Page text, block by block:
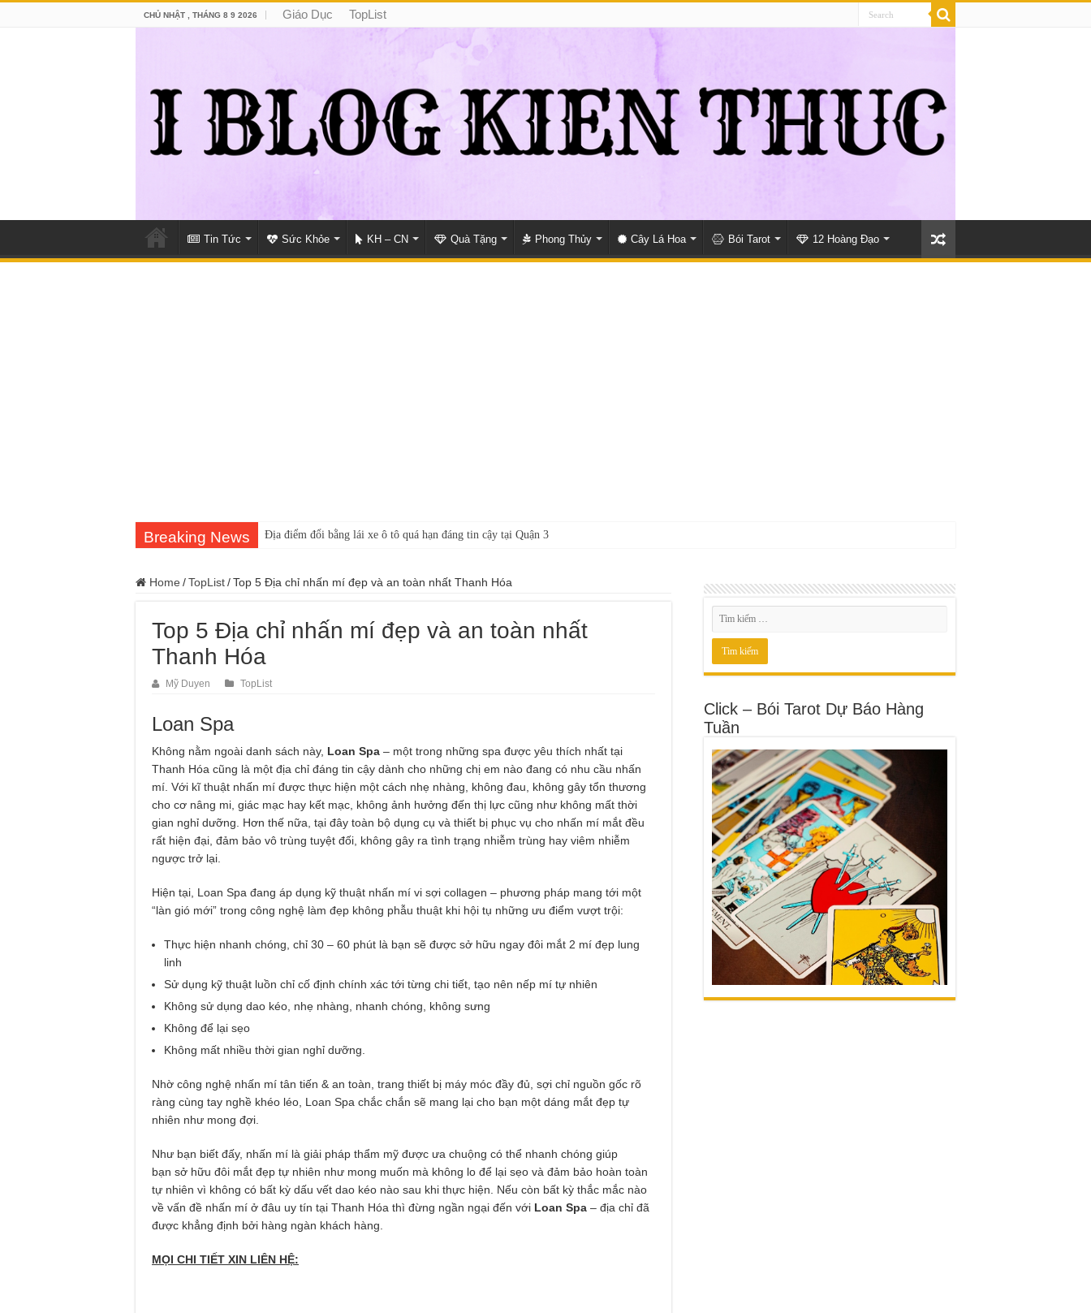
CHỦ NHẬT , THÁNG 8 9 2026 Giáo Dục TopList
Tin Tức Sức Khỏe KH – CN Quà Tặng Phong Thủy Cây Lá Hoa Bói Tarot 12 Hoàng Đạo
Breaking News Địa điểm đổi bằng lái xe ô tô quá hạn đáng tin cậy tại Quận 3
Home /TopList/Top 5 Địa chỉ nhấn mí đẹp và an toàn nhất Thanh Hóa
Top 5 Địa chỉ nhấn mí đẹp và an toàn nhất
Thanh Hóa
Mỹ Duyen TopList
Loan Spa
Không nằm ngoài danh sách này, Loan Spa – một trong những spa được yêu thích nhất tại
Thanh Hóa cũng là một địa chỉ đáng tin cậy dành cho những chị em nào đang có nhu cầu nhấn
mí. Với kĩ thuật nhấn mí được thực hiện một cách nhẹ nhàng, không đau, không gây tổn thương
cho cơ nâng mi, giác mạc hay kết mạc, không ảnh hưởng đến thị lực cũng như không mất thời
gian nghỉ dưỡng. Hơn thế nữa, tại đây toàn bộ dụng cụ và thiết bị phục vụ cho nhấn mí mắt đều
rất hiện đại, đảm bảo vô trùng tuyệt đối, không gây ra tình trạng nhiễm trùng hay viêm nhiễm
ngược trở lại.
Hiện tại, Loan Spa đang áp dụng kỹ thuật nhấn mí vi sợi collagen – phương pháp mang tới một
“làn gió mới” trong công nghệ làm đẹp không phẫu thuật khi hội tụ những ưu điểm vượt trội:
Thực hiện nhanh chóng, chỉ 30 – 60 phút là bạn sẽ được sở hữu ngay đôi mắt 2 mí đẹp lung
linh
Sử dụng kỹ thuật luồn chỉ cố định chính xác tới từng chi tiết, tạo nên nếp mí tự nhiên
Không sử dụng dao kéo, nhẹ nhàng, nhanh chóng, không sưng
Không để lại sẹo
Không mất nhiều thời gian nghỉ dưỡng.
Nhờ công nghệ nhấn mí tân tiến & an toàn, trang thiết bị máy móc đầy đủ, sợi chỉ nguồn gốc rõ
ràng cùng tay nghề khéo léo, Loan Spa chắc chắn sẽ mang lại cho bạn một dáng mắt đẹp tự
nhiên như mong đợi.
Như bạn biết đấy, nhấn mí là giải pháp thẩm mỹ được ưa chuộng có thể nhanh chóng giúp
bạn sở hữu đôi mắt đẹp tự nhiên như mong muốn mà không lo để lại sẹo và đảm bảo hoàn toàn
tự nhiên vì không có bất kỳ dấu vết dao kéo nào sau khi thực hiện. Nếu còn bất kỳ thắc mắc nào
về vấn đề nhấn mí ở đâu uy tín tại Thanh Hóa thì đừng ngần ngại đến với Loan Spa – địa chỉ đã
được khẳng định bởi hàng ngàn khách hàng.
MỌI CHI TIẾT XIN LIÊN HỆ:
Click – Bói Tarot Dự Báo Hàng
Tuần